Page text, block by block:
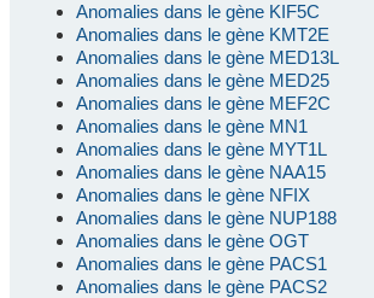
Anomalies dans le gène KIF5C
Anomalies dans le gène KMT2E
Anomalies dans le gène MED13L
Anomalies dans le gène MED25
Anomalies dans le gène MEF2C
Anomalies dans le gène MN1
Anomalies dans le gène MYT1L
Anomalies dans le gène NAA15
Anomalies dans le gène NFIX
Anomalies dans le gène NUP188
Anomalies dans le gène OGT
Anomalies dans le gène PACS1
Anomalies dans le gène PACS2